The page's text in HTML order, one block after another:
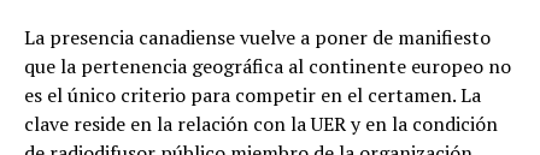
La presencia canadiense vuelve a poner de manifiesto
que la pertenencia geográfica al continente europeo no
es el único criterio para competir en el certamen. La
clave reside en la relación con la UER y en la condición